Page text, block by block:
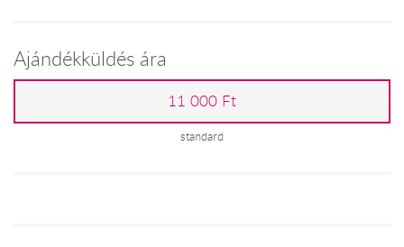
Ajándékküldés ára
11 000 Ft
standard